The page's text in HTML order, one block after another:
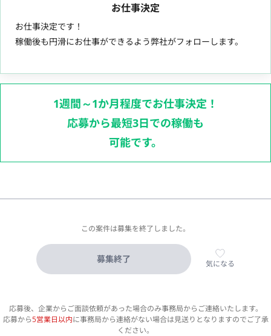
お仕事決定
お仕事決定です！
稼働後も円滑にお仕事ができるよう弊社がフォローします。
1週間～1か月程度でお仕事決定！
応募から最短3日での稼働も
可能です。
この案件は募集を終了しました。
募集終了 気になる
応募後、企業からご面談依頼があった場合のみ事務局からご連絡いたします。
応募から5営業日以内に事務局から連絡がない場合は見送りとなりますのでご了承
ください。